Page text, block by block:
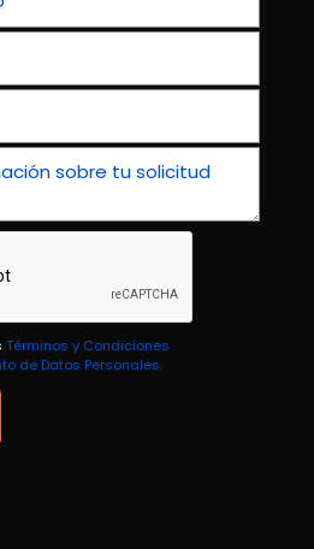
Términos y Condiciones
de Datos Personales.